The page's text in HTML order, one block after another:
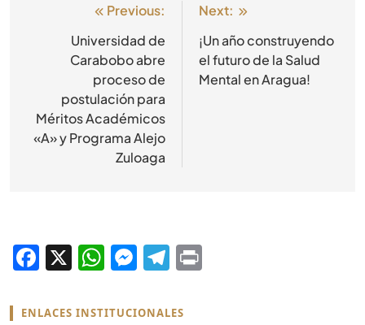
Previous:
Universidad de
Carabobo abre
proceso de
postulación para
Méritos Académicos
«A» y Programa Alejo
Zuloaga
Next:
¡Un año construyendo
el futuro de la Salud
Mental en Aragua!
Facebook
X WhatsApp
Messenger
Telegram
ENLACES INSTITUCIONALES